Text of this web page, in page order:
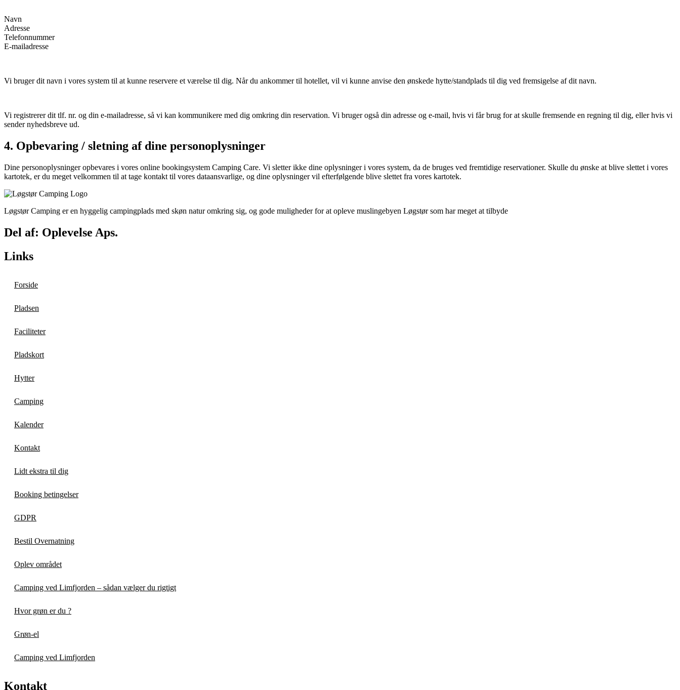
Navn
Adresse
Telefonnummer
E-mailadresse
Vi bruger dit navn i vores system til at kunne reservere et værelse til dig. Når du ankommer til hotellet, vil vi kunne anvise den ønskede hytte/standplads til dig ved fremsigelse af dit navn.
Vi registrerer dit tlf. nr. og din e-mailadresse, så vi kan kommunikere med dig omkring din reservation. Vi bruger også din adresse og e-mail, hvis vi får brug for at skulle fremsende en regning til dig, eller hvis vi
sender nyhedsbreve ud.
4. Opbevaring / sletning af dine personoplysninger
Dine personoplysninger opbevares i vores online bookingsystem Camping Care. Vi sletter ikke dine oplysninger i vores system, da de bruges ved fremtidige reservationer. Skulle du ønske at blive slettet i vores
kartotek, er du meget velkommen til at tage kontakt til vores dataansvarlige, og dine oplysninger vil efterfølgende blive slettet fra vores kartotek.
Løgstør Camping er en hyggelig campingplads med skøn natur omkring sig, og gode muligheder for at opleve muslingebyen Løgstør som har meget at tilbyde
Del af: Oplevelse Aps.
Links
Forside
Pladsen
Faciliteter
Pladskort
Hytter
Camping
Kalender
Kontakt
Lidt ekstra til dig
Booking betingelser
GDPR
Bestil Overnatning
Oplev området
Camping ved Limfjorden – sådan vælger du rigtigt
Hvor grøn er du ?
Grøn-el
Camping ved Limfjorden
Kontakt